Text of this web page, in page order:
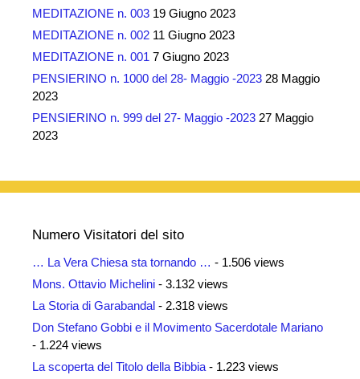
MEDITAZIONE n. 003 19 Giugno 2023
MEDITAZIONE n. 002 11 Giugno 2023
MEDITAZIONE n. 001 7 Giugno 2023
PENSIERINO n. 1000 del 28- Maggio -2023 28 Maggio
2023
PENSIERINO n. 999 del 27- Maggio -2023 27 Maggio
2023
Numero Visitatori del sito
… La Vera Chiesa sta tornando … - 1.506 views
Mons. Ottavio Michelini - 3.132 views
La Storia di Garabandal - 2.318 views
Don Stefano Gobbi e il Movimento Sacerdotale Mariano
- 1.224 views
La scoperta del Titolo della Bibbia - 1.223 views